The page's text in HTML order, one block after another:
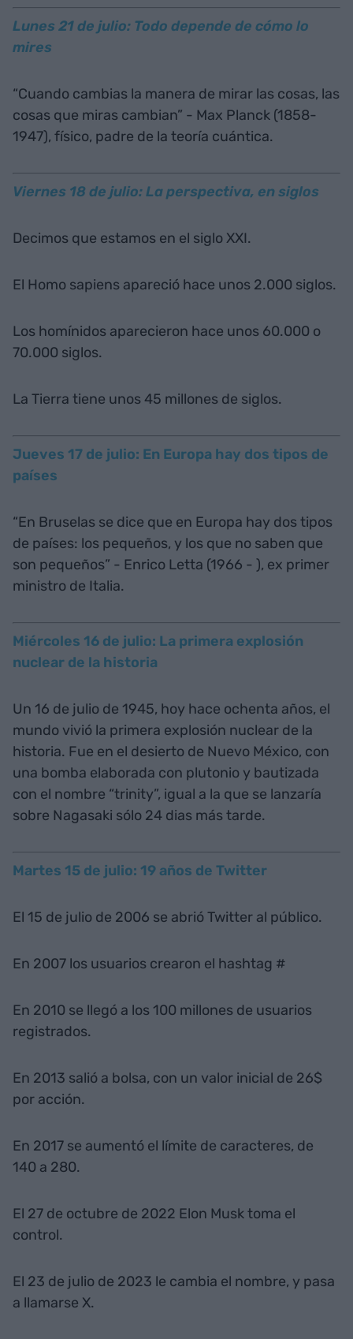
Lunes 21 de julio: Todo depende de cómo lo
mires
“Cuando cambias la manera de mirar las cosas, las
cosas que miras cambian” - Max Planck (1858-
1947), físico, padre de la teoría cuántica.
Viernes 18 de julio: La perspectiva, en siglos
Decimos que estamos en el siglo XXI.
El Homo sapiens apareció hace unos 2.000 siglos.
Los homínidos aparecieron hace unos 60.000 o
70.000 siglos.
La Tierra tiene unos 45 millones de siglos.
Jueves 17 de julio: En Europa hay dos tipos de
países
“En Bruselas se dice que en Europa hay dos tipos
de países: los pequeños, y los que no saben que
son pequeños” - Enrico Letta (1966 - ), ex primer
ministro de Italia.
Miércoles 16 de julio: La primera explosión
nuclear de la historia
Un 16 de julio de 1945, hoy hace ochenta años, el
mundo vivió la primera explosión nuclear de la
historia. Fue en el desierto de Nuevo México, con
una bomba elaborada con plutonio y bautizada
con el nombre “trinity”, igual a la que se lanzaría
sobre Nagasaki sólo 24 dias más tarde.
Martes 15 de julio: 19 años de Twitter
El 15 de julio de 2006 se abrió Twitter al público.
En 2007 los usuarios crearon el hashtag #
En 2010 se llegó a los 100 millones de usuarios
registrados.
En 2013 salió a bolsa, con un valor inicial de 26$
por acción.
En 2017 se aumentó el límite de caracteres, de
140 a 280.
El 27 de octubre de 2022 Elon Musk toma el
control.
El 23 de julio de 2023 le cambia el nombre, y pasa
a llamarse X.